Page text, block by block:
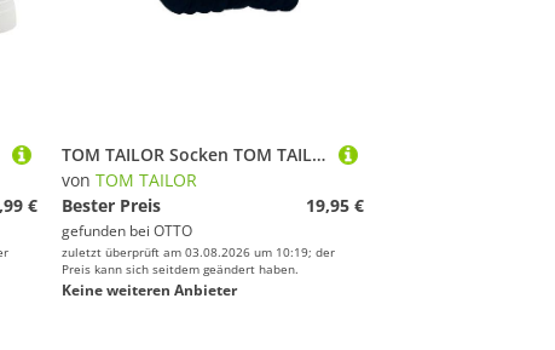
€
TOM TAILOR Socken TOM TAILOR Herrensocken Sneaker 8er Pack schwarz TOM TAILOR Herrensocken Sneaker 8er Pack schwarz
von TOM TAILOR
Bester Preis
19,95 €
gefunden bei OTTO
zuletzt überprüft am 03.08.2026 um 10:19; der
Preis kann sich seitdem geändert haben.
Keine weiteren Anbieter